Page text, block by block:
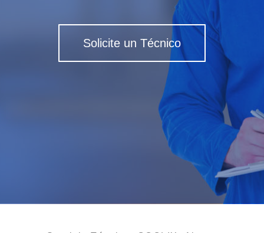
Solicite un Técnico